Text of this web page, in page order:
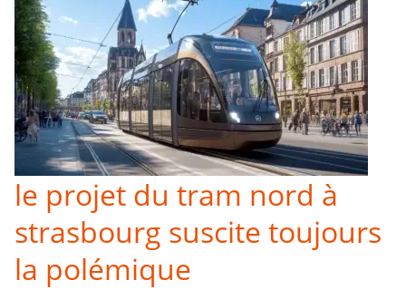
le projet du tram nord à
strasbourg suscite toujours
la polémique